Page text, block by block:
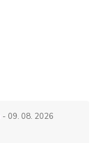
- 09. 08. 2026